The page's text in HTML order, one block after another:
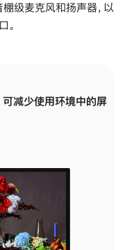
级麦克风和扬声器，以
。
可减少使用环境中的屏